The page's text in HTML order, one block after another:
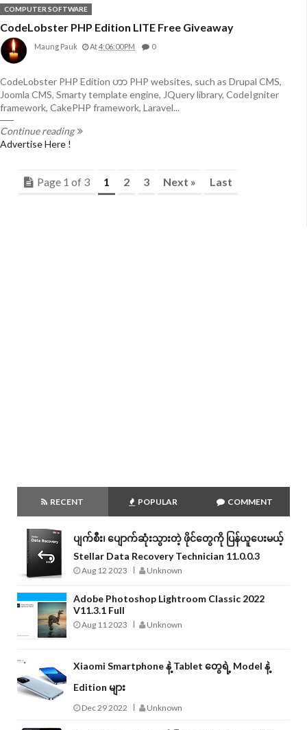
COMPUTER SOFTWARE
CodeLobster PHP Edition LITE Free Giveaway
Maung Pauk At4:06:00 PM 0
CodeLobster PHP Edition ဟာ PHP websites, such as Drupal CMS,
Joomla CMS, Smarty template engine, JQuery library, CodeIgniter
framework, CakePHP framework, Laravel...
Continue reading
Advertise Here !
Page 1 of 3 1 2 3 Next » Last
RECENT POPULAR COMMENT
ပျက်စီး၊ ပျောက်ဆုံးသွားတဲ့ ဖိုင်တွေကို ပြန်ယူပေးမယ့်
Stellar Data Recovery Technician 11.0.0.3
Aug 12 2023 Unknown
Adobe Photoshop Lightroom Classic 2022
V11.3.1 Full
Aug 11 2023 Unknown
Xiaomi Smartphone နဲ့ Tablet တွေရဲ့ Model နဲ့
Edition များ
Dec 29 2022 Unknown